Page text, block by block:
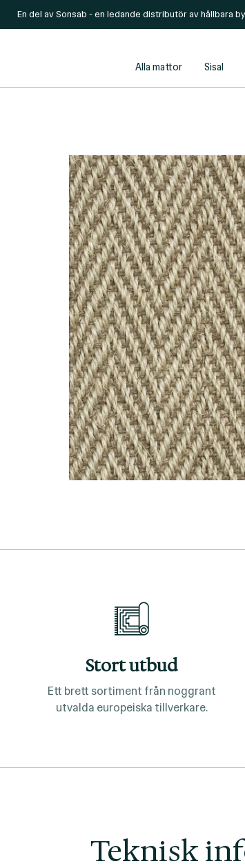
En del av Sonsab - en ledande distributör av hållbara
Alla mattor Sisal
Stort utbud
Ett brett sortiment från noggrant
utvalda europeiska tillverkare.
Teknisk